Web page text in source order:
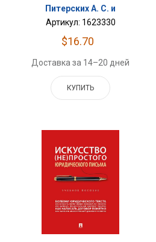
Питерских А. С. и
Артикул: 1623330
$16.70
Доставка за 14–20 дней
КУПИТЬ